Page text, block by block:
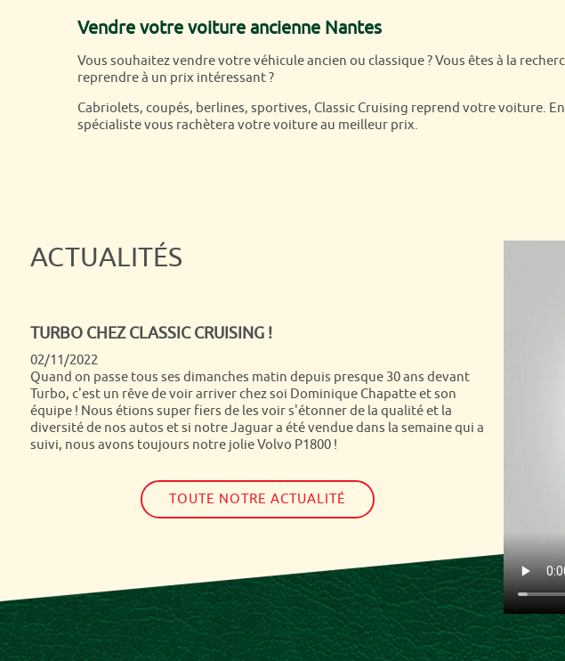
Vendre votre voiture ancienne Nantes
Vous souhaitez vendre votre véhicule ancien ou classique ? Vous êtes à la
reprendre à un prix intéressant ?
Cabriolets, coupés, berlines, sportives, Classic Cruising reprend votre voiture.
spécialiste vous rachètera votre voiture au meilleur prix.
Quand on passe tous ses dimanches matin depuis presque 30 ans devant
Turbo, c'est un rêve de voir arriver chez soi Dominique Chapatte et son
équipe ! Nous étions super fiers de les voir s'étonner de la qualité et la
diversité de nos autos et si notre Jaguar a été vendue dans la semaine qui a
suivi, nous avons toujours notre jolie Volvo P1800 !
ACTUALITÉS
ACHAT ET VENTE DE VOITURES DE COLLECTION ET PRESTIGE -
CLASSIC CRUISING
12/10/2022
Classic Cruising achète et vend des véhicules anciens d'exception. Les
modèles les plus prestigieux de grandes marques européennes vous
attendent !
Rejoignez notre réseau et profitez de notre talent d'expertise.
TOUTE NOTRE ACTUALITÉ